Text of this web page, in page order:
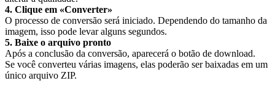
4. Clique em «Converter»
O processo de conversão será iniciado. Dependendo do tamanho da
imagem, isso pode levar alguns segundos.
5. Baixe o arquivo pronto
Após a conclusão da conversão, aparecerá o botão de download.
Se você converteu várias imagens, elas poderão ser baixadas em um
único arquivo ZIP.